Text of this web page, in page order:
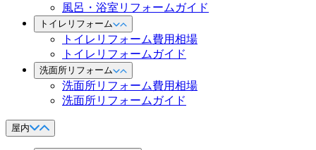
風呂・浴室リフォームガイド
トイレリフォーム
トイレリフォーム費用相場
トイレリフォームガイド
洗面所リフォーム
洗面所リフォーム費用相場
洗面所リフォームガイド
屋内